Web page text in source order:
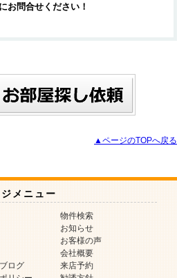
お問合せください！
▲ページのTOPへ戻る
メニュー
物件検索
お知らせ
お客様の声
会社概要
ログ
来店予約